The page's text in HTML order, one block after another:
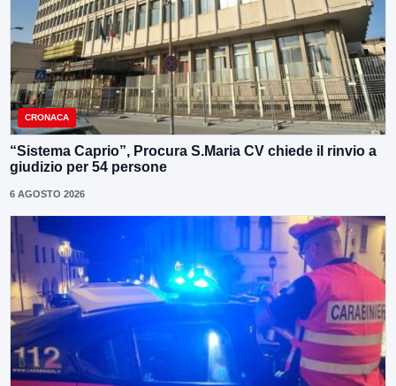
CRONACA
“Sistema Caprio”, Procura S.Maria CV chiede il rinvio a
giudizio per 54 persone
6 AGOSTO 2026